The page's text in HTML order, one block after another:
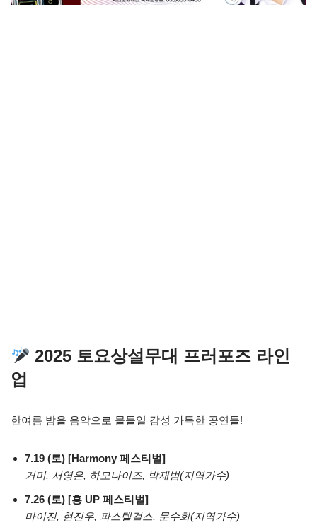
2025 토요상설무대 프러포즈 라인
업
한여름 밤을 음악으로 물들일 감성 가득한 공연들!
7.19 (토) [Harmony 페스티벌]
거미, 서영은, 하모나이즈, 박재범(지역가수)
7.26 (토) [흥 UP 페스티벌]
마이진, 현진우, 파스텔걸스, 문수화(지역가수)